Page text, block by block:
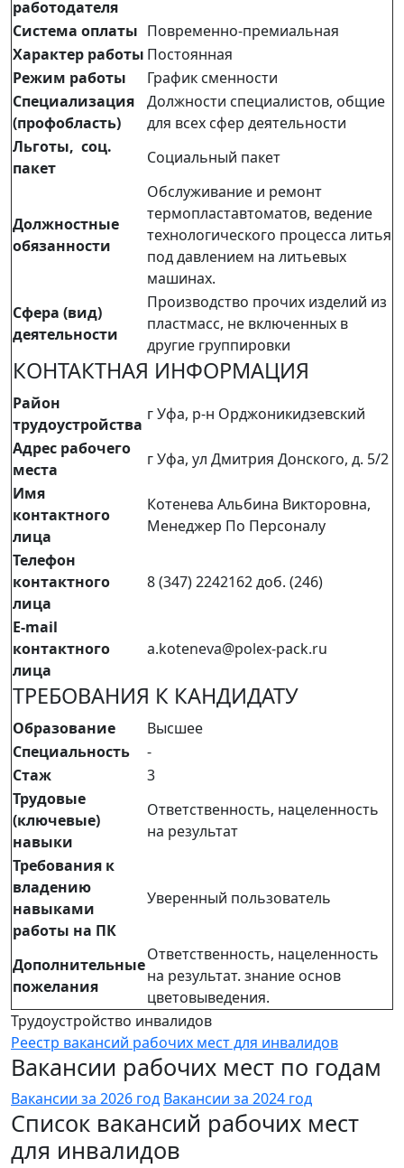
работодателя
Система оплаты Повременно-премиальная
Характер работы Постоянная
Режим работы
График сменности
Специализация
(профобласть)
Должности специалистов, общие
для всех сфер деятельности
Льготы, соц.
пакет
Социальный пакет
Должностные
обязанности
Обслуживание и ремонт
термопластавтоматов, ведение
технологического процесса литья
под давлением на литьевых
машинах.
Сфера (вид)
деятельности
Производство прочих изделий из
пластмасс, не включенных в
другие группировки
КОНТАКТНАЯ ИНФОРМАЦИЯ
Район
трудоустройства
г Уфа, р-н Орджоникидзевский
Адрес рабочего
места
г Уфа, ул Дмитрия Донского, д. 5/2
Имя
контактного
лица
Котенева Альбина Викторовна,
Менеджер По Персоналу
Телефон
контактного
лица
8 (347) 2242162 доб. (246)
E-mail
контактного
лица
a.koteneva@polex-pack.ru
ТРЕБОВАНИЯ К КАНДИДАТУ
Образование
Высшее
Специальность
-
Стаж
3
Трудовые
(ключевые)
навыки
Ответственность, нацеленность
на результат
Требования к
владению
навыками
работы на ПК
Уверенный пользователь
Дополнительные
пожелания
Ответственность, нацеленность
на результат. знание основ
цветовыведения.
Трудоустройство инвалидов
Реестр вакансий рабочих мест для инвалидов
Вакансии рабочих мест по годам
Вакансии за 2026 год Вакансии за 2024 год
Список вакансий рабочих мест
для инвалидов